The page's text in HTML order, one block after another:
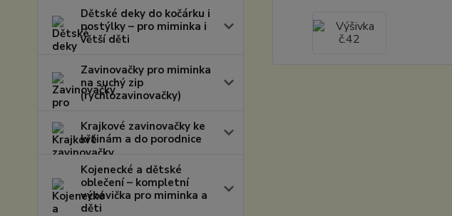
Dětské deky do kočárku i
postýlky – pro miminka i
větší děti
Zavinovačky pro miminka
na suchý zip
(rychlozavinovačky)
Krajkové zavinovačky ke
křtinám a do porodnice
Kojenecké a dětské
oblečení – kompletní
výbavička pro miminka a
děti